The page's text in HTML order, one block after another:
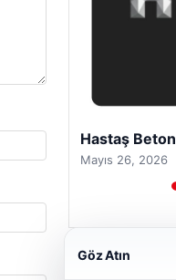
Hastaş Beton
Mayıs 26, 2026
Göz Atın